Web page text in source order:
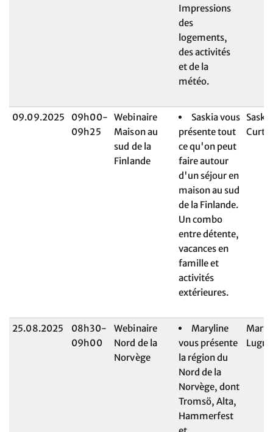
Impressions
des
logements,
des activités
et de la
météo.
09.09.2025
09h00-
09h25
Webinaire
Maison au
sud de la
Finlande
Saskia vous
présente tout
ce qu'on peut
faire autour
d'un séjour en
maison au sud
de la Finlande.
Un combo
entre détente,
vacances en
famille et
activités
extérieures.
Saskia
25.08.2025
08h30-
09h00
Webinaire
Nord de la
Norvège
Maryline
vous présente
la région du
Nord de la
Norvège, dont
Tromsö, Alta,
Hammerfest